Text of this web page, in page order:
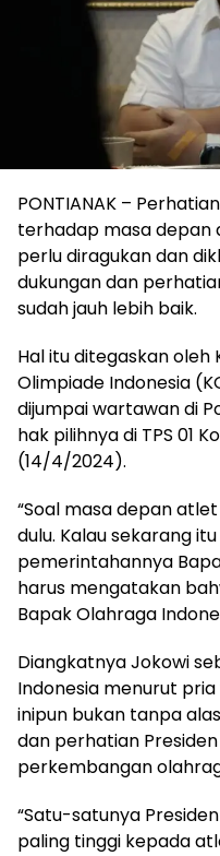
PONTIANAK –
terhadap masa depan
perlu diragukan dan
dukungan dan
sudah jauh lebih baik.
Hal itu ditegaskan oleh
Olimpiade Indonesia
dijumpai wartawan di
hak pilihnya di TPS 01
(14/4/2024).
“Soal masa depan
dulu. Kalau sekarang
pemerintahannya
harus mengatakan
Bapak Olahraga
Diangkatnya Jokowi
Indonesia menurut
inipun bukan tanpa
dan perhatian
perkembangan
“Satu-satunya
paling tinggi kepada